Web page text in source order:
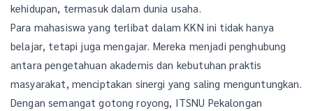
kehidupan, termasuk dalam dunia usaha.
Para mahasiswa yang terlibat dalam KKN ini tidak hanya
belajar, tetapi juga mengajar. Mereka menjadi penghubung
antara pengetahuan akademis dan kebutuhan praktis
masyarakat, menciptakan sinergi yang saling menguntungkan.
Dengan semangat gotong royong, ITSNU Pekalongan